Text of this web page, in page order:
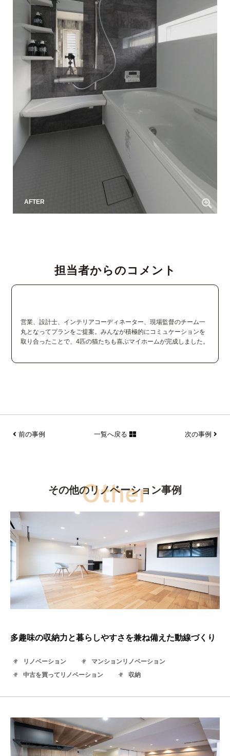
AFTER
担当者からのコメント
営業、設計士、インテリアコーディネーター、現場監督のチーム一
丸となってプランをご提案。みんなが積極的にコミュケーションを
取り合ったことで、4匹の猫たちも喜ぶマイホームが完成しました。
前の事例 一覧へ戻る 次の事例
その他のリノベーション事例
多趣味の収納力と暮らしやすさを兼ね備えた動線づくり
リノベーション
マンションリノベーション
中古を買ってリノベーション
収納